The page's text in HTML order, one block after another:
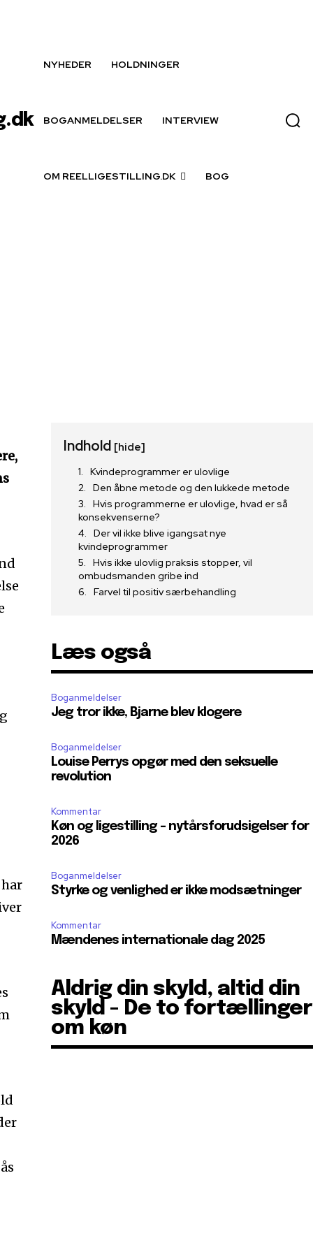
NYHEDER HOLDNINGER
BOGANMELDELSER INTERVIEW
OM REELLIGESTILLING.DK BOG
Indhold [hide]
Kvindeprogrammer er ulovlige
Den åbne metode og den lukkede metode
Hvis programmerne er ulovlige, hvad er så
konsekvenserne?
Der vil ikke blive igangsat nye
kvindeprogrammer
Hvis ikke ulovlig praksis stopper, vil
ombudsmanden gribe ind
Farvel til positiv særbehandling
Læs også
Boganmeldelser
Jeg tror ikke, Bjarne blev klogere
Boganmeldelser
Louise Perrys opgør med den seksuelle
revolution
Kommentar
Køn og ligestilling – nytårsforudsigelser for
2026
Boganmeldelser
Styrke og venlighed er ikke modsætninger
Kommentar
Mændenes internationale dag 2025
Aldrig din skyld, altid din
skyld - De to fortællinger
om køn